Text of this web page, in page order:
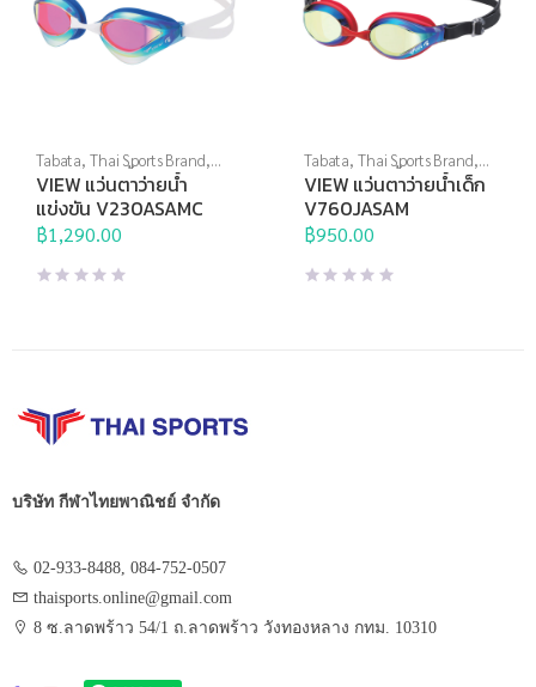
Tabata, Thai Sports Brand,
View,กีฬาทางน้ำ,แว่นตาว่าย
น้ำ,แว่นตาว่ายน้ำแข่งขัน
VIEW แว่นตาว่ายน้ำ
แข่งขัน V230ASAMC
฿1,290.00
Tabata, Thai Sports Brand,
View,กีฬาทางน้ำ,แว่นตาว่าย
น้ำ,แว่นตาว่ายน้ำสำหรับเด็ก,
แว่นตาว่ายน้ำแข่งขัน
VIEW แว่นตาว่ายน้ำเด็ก
V760JASAM
฿950.00
บริษัท กีฬาไทยพาณิชย์ จำกัด
02-933-8488, 084-752-0507
thaisports.online@gmail.com
8 ซ.ลาดพร้าว 54/1 ถ.ลาดพร้าว วังทองหลาง กทม. 10310